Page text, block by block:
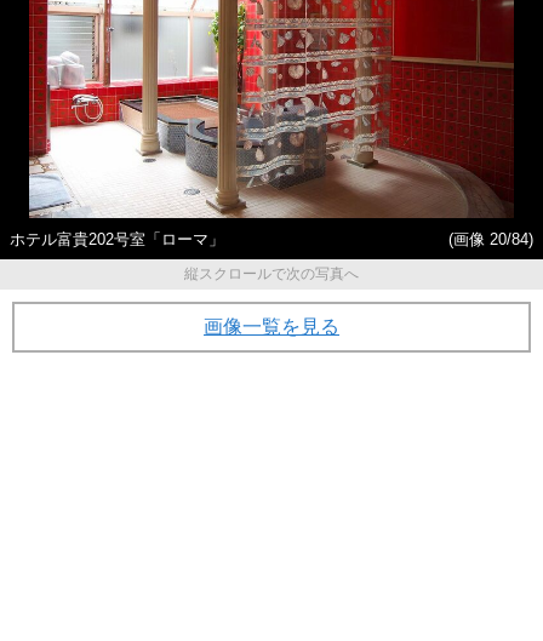
ホテル富貴202号室「ローマ」
(画像 20/84)
縦スクロールで次の写真へ
画像一覧を見る